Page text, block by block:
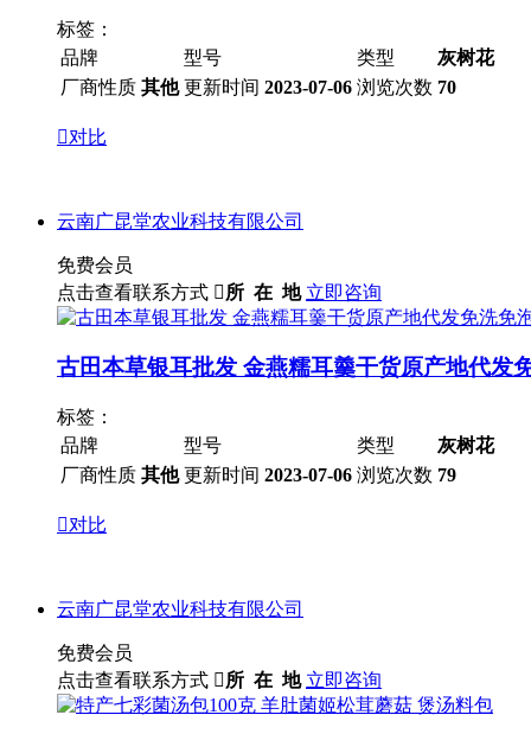
标签：
品牌
型号 类型
灰树花
厂商性质 其他 更新时间 2023-07-06 浏览次数 70
对比
云南广昆堂农业科技有限公司
免费会员
点击查看联系方式 所 在 地 立即咨询
古田本草银耳批发 金燕糯耳羹干货原产地代发
标签：
品牌
型号 类型
灰树花
厂商性质 其他 更新时间 2023-07-06 浏览次数 79
对比
云南广昆堂农业科技有限公司
免费会员
点击查看联系方式 所 在 地 立即咨询